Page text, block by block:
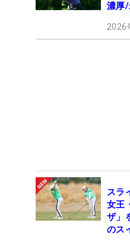
濃厚/
2026
スラ
女王
ザ」
のス